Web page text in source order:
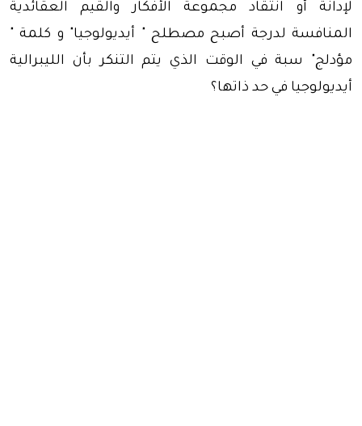
لإدانة أو انتقاد مجموعة الأفكار والقيم العقائدية
المنافسة لدرجة أصبح مصطلح " أيديولوجيا" و كلمة "
مؤدلج" سبة في الوقت الذي يتم التنكر بأن الليبرالية
أيديولوجيا في حد ذاتها؟